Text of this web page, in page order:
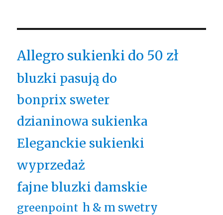
Allegro sukienki do 50 zł
bluzki pasują do
bonprix sweter
dzianinowa sukienka
Eleganckie sukienki
wyprzedaż
fajne bluzki damskie
greenpoint h & m swetry